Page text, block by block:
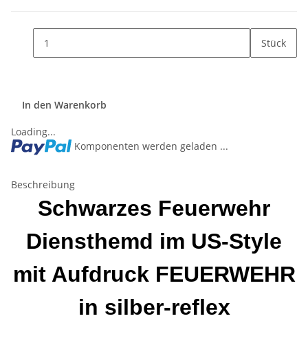
Stück
In den Warenkorb
Loading...
Komponenten werden geladen ...
Beschreibung
Schwarzes Feuerwehr
Diensthemd im US-Style
mit Aufdruck FEUERWEHR
in silber-reflex